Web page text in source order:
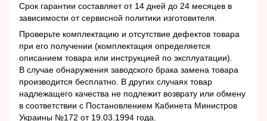
Срок гарантии составляет от 14 дней до 24 месяцев в
зависимости от сервисной политики изготовителя.
Проверьте комплектацию и отсутствие дефектов товара
при его получении (комплектация определяется
описанием товара или инструкцией по эксплуатации).
В случае обнаружения заводского брака замена товара
производится бесплатно. В других случаях товар
надлежащего качества не подлежит возврату или обмену
в соответствии с Постановлением Кабинета Министров
Украины №172 от 19.03.1994 года.